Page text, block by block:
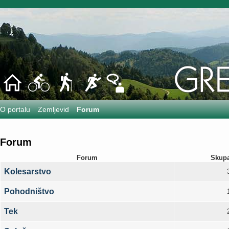
O portalu Zemljevid Forum
Forum
Forum
Kolesarstvo
Pohodništvo
Tek